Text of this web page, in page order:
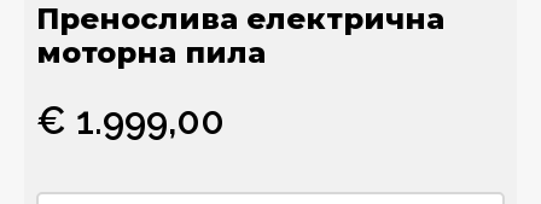
Пренослива електрична
моторна пила
€ 1.999,00